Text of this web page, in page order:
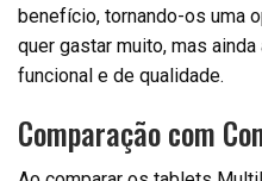
benefício, tornando-os uma
quer gastar muito, mas
funcional e de qualidade.
Comparação com